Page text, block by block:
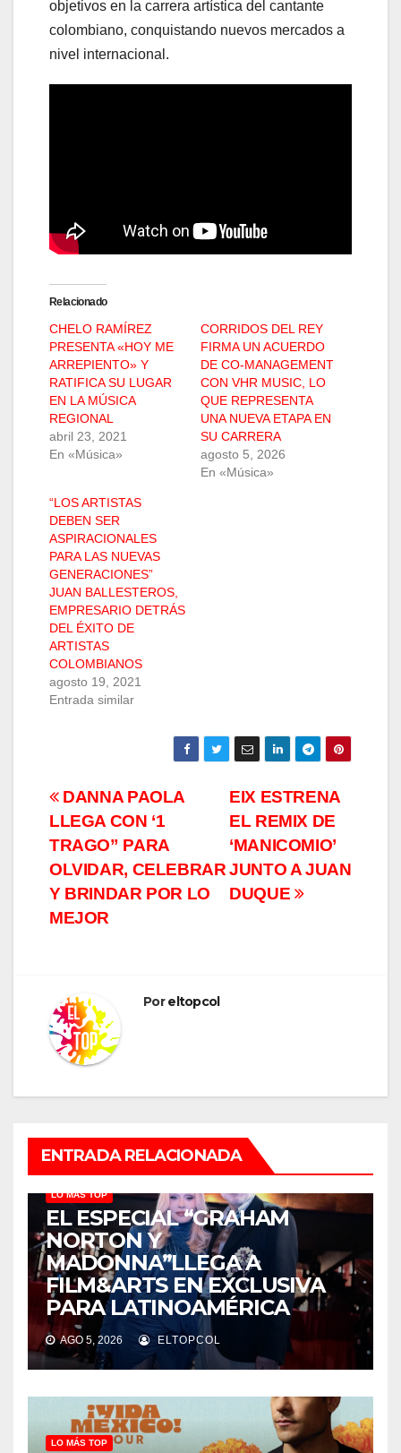
objetivos en la carrera artística del cantante
colombiano, conquistando nuevos mercados a
nivel internacional.
Relacionado
CHELO RAMÍREZ
PRESENTA «HOY ME
ARREPIENTO» Y
RATIFICA SU LUGAR
EN LA MÚSICA
REGIONAL
abril 23, 2021
En «Música»
CORRIDOS DEL REY
FIRMA UN ACUERDO
DE CO-MANAGEMENT
CON VHR MUSIC, LO
QUE REPRESENTA
UNA NUEVA ETAPA EN
SU CARRERA
agosto 5, 2026
En «Música»
“LOS ARTISTAS
DEBEN SER
ASPIRACIONALES
PARA LAS NUEVAS
GENERACIONES”
JUAN BALLESTEROS,
EMPRESARIO DETRÁS
DEL ÉXITO DE
ARTISTAS
COLOMBIANOS
agosto 19, 2021
Entrada similar
Navegación
de
entradas
EIX ESTRENA
EL REMIX DE
‘MANICOMIO’
JUNTO A JUAN
DUQUE
DANNA PAOLA
LLEGA CON ‘1
TRAGO” PARA
OLVIDAR, CELEBRAR
Y BRINDAR POR LO
MEJOR
Poreltopcol
ENTRADA RELACIONADA
LO MÁS TOP
EL ESPECIAL “GRAHAM
NORTON Y
MADONNA”LLEGA A
FILM&ARTS EN EXCLUSIVA
PARA LATINOAMÉRICA
AGO 5, 2026 ELTOPCOL
LO MÁS TOP